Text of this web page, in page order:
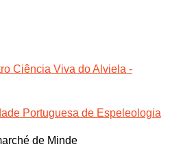
Ciência Viva do Alviela -
Portuguesa de Espeleologia
de Minde